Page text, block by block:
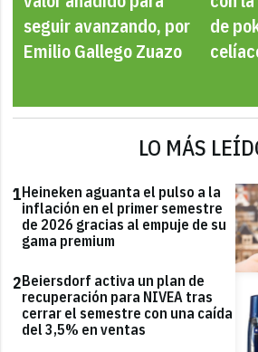
seguir avanzando, por
Emilio Gallego Zuazo
de
LO MÁS
1Heineken aguanta el pulso a la
inflación en el primer semestre
de 2026 gracias al empuje de su
gama premium
2Beiersdorf activa un plan de
recuperación para NIVEA tras
cerrar el semestre con una caída
del 3,5% en ventas